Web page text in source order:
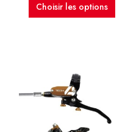
Choisir les options